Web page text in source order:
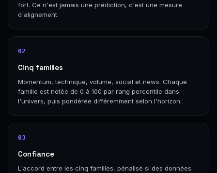
fort. Ce n'est jamais une prédiction, c'est une mesure
d'alignement.
02
Cinq familles
Momentum, technique, volume, social et news. Chaque
famille est notée de 0 à 100 par rang percentile dans
l'univers, puis pondérée différemment selon l'horizon.
03
Confiance
L'accord entre les cinq familles, pénalisé si des données